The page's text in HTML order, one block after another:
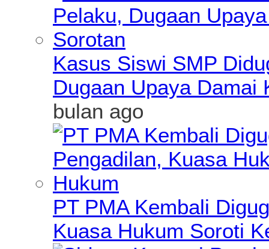
Kasus Siswi SMP
Dugaan Upaya Damai
bulan ago
PT PMA Kembali
Kuasa Hukum Soroti